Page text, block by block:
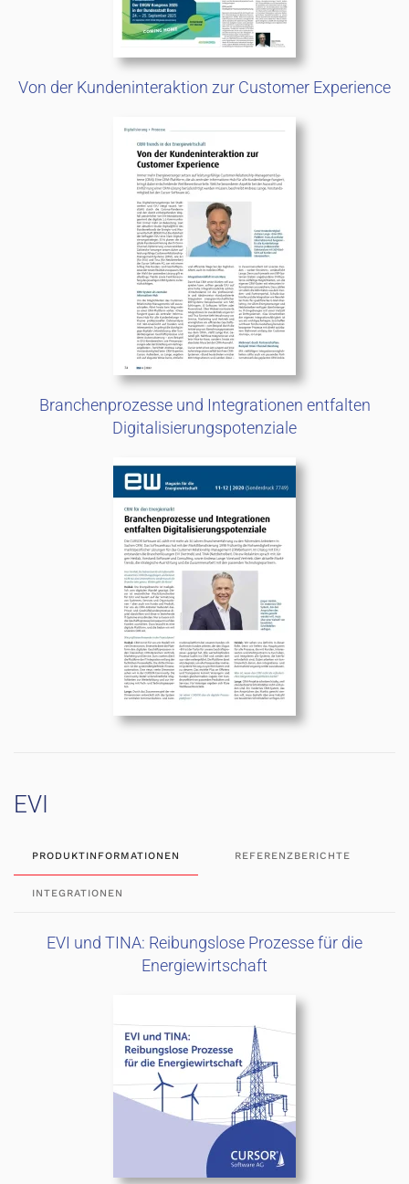
Von der Kundeninteraktion zur Customer Experience
Branchenprozesse und Integrationen entfalten
Digitalisierungspotenziale
EVI
PRODUKTINFORMATIONEN REFERENZBERICHTE
INTEGRATIONEN
EVI und TINA: Reibungslose Prozesse für die
Energiewirtschaft